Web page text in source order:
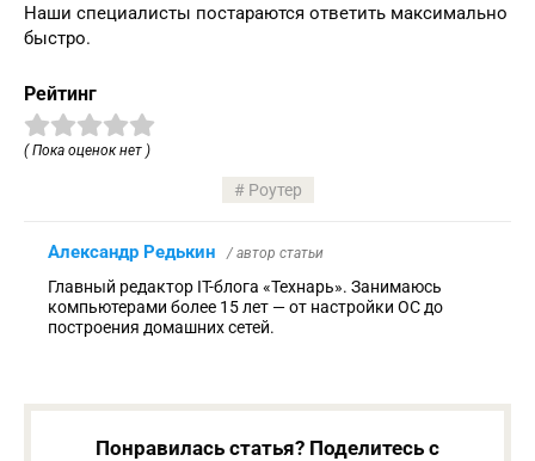
Наши специалисты постараются ответить максимально
быстро.
Рейтинг
( Пока оценок нет )
Роутер
Александр Редькин / автор статьи
Главный редактор IT-блога «Технарь». Занимаюсь
компьютерами более 15 лет — от настройки ОС до
построения домашних сетей.
Понравилась статья? Поделитесь с